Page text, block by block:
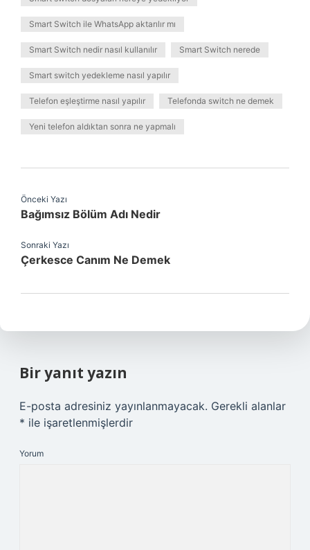
Smart Switch ile WhatsApp aktarılır mı
Smart Switch nedir nasıl kullanılır Smart Switch nerede
Smart switch yedekleme nasıl yapılır
Telefon eşleştirme nasıl yapılır Telefonda switch ne demek
Yeni telefon aldıktan sonra ne yapmalı
Önceki Yazı
Bağımsız Bölüm Adı Nedir
Sonraki Yazı
Çerkesce Canım Ne Demek
Bir yanıt yazın
E-posta adresiniz yayınlanmayacak. Gerekli alanlar
* ile işaretlenmişlerdir
Yorum